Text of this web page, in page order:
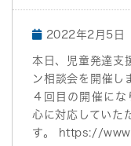
2022年2月5日
本日、児童発達支
ン相談会を開催し
４回目の開催に
心に対応していた
す。 https://